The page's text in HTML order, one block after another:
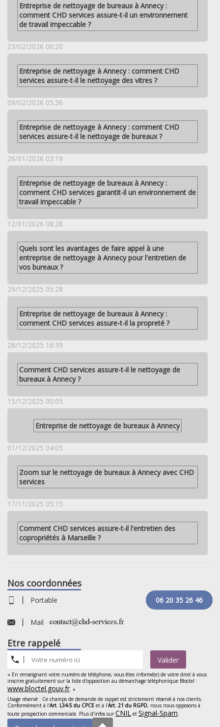
Entreprise de nettoyage de bureaux à Annecy :
comment CHD services assure-t-il un environnement
de travail impeccable ?
23/02/2026 06:20
Entreprise de nettoyage à Annecy : comment CHD
services assure-t-il le nettoyage des vitres ?
09/02/2026 05:36
Entreprise de nettoyage à Annecy : comment CHD
services assure-t-il le nettoyage de bureaux ?
26/01/2026 03:19
Entreprise de nettoyage de bureaux à Annecy :
comment CHD services garantit-il un environnement de
travail impeccable ?
12/01/2026 08:28
Quels sont les avantages de faire appel à une
entreprise de nettoyage à Annecy pour l'entretien de
vos bureaux ?
29/12/2025 05:28
Entreprise de nettoyage de bureaux à Annecy :
comment CHD services assure-t-il la propreté ?
28/12/2025 18:39
Comment CHD services assure-t-il le nettoyage de
bureaux à Annecy ?
15/12/2025 00:05
Entreprise de nettoyage de bureaux à Annecy
01/12/2025 04:05
Zoom sur le nettoyage de bureaux à Annecy avec CHD
services
17/11/2025 05:15
Comment CHD services assure-t-il l'entretien des
copropriétés à Marseille ?
Nos coordonnées
Portable 06 20 35 26 46
Mail
Etre rappelé
Valider
« En renseignant votre numéro de téléphone, vous êtes informé(e) de votre droit à vous
inscrire gratuitement sur la liste d'opposition au démarchage téléphonique Bloctel :
www.bloctel.gouv.fr. »
Usage réservé : Ce champs de demande de rappel est strictement réservé à nos clients.
Conformément à l'Art. L34-5 du CPCE et à l'Art. 21 du RGPD, nous nous opposons à
toute prospection commerciale. Plus d'infos surCNIL et Signal-Spam.